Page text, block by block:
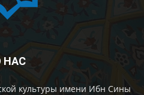
НАС
культуры имени Ибн Сины